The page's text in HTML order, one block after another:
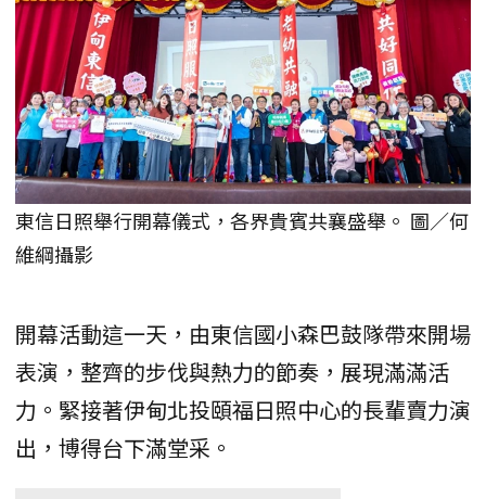
東信日照舉行開幕儀式，各界貴賓共襄盛舉。 圖／何
維綱攝影
開幕活動這一天，由東信國小森巴鼓隊帶來開場
表演，整齊的步伐與熱力的節奏，展現滿滿活
力。緊接著伊甸北投頤福日照中心的長輩賣力演
出，博得台下滿堂采。